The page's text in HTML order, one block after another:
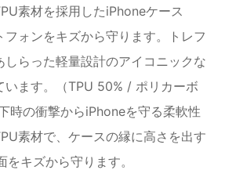
素材を採用したiPhoneケース
フォンをキズから守ります。トレフ
しらった軽量設計のアイコニックな
います。（TPU 50% / ポリカーボ
の衝撃からiPhoneを守る柔軟性
素材で、ケースの縁に高さを出す
キズから守ります。